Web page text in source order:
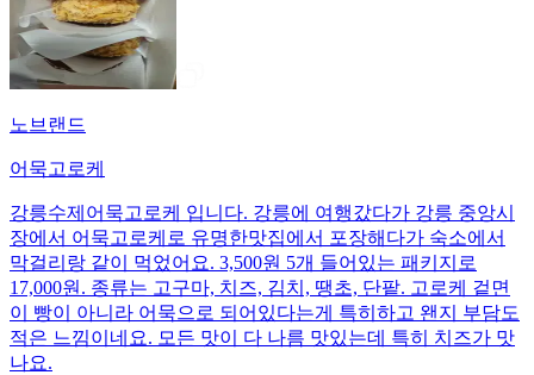
노브랜드
어묵고로케
강릉수제어묵고로케 입니다. 강릉에 여행갔다가 강릉 중앙시
장에서 어묵고로케로 유명한맛집에서 포장해다가 숙소에서
막걸리랑 같이 먹었어요. 3,500원 5개 들어있는 패키지로
17,000원. 종류는 고구마, 치즈, 김치, 땡초, 단팥. 고로케 겉면
이 빵이 아니라 어묵으로 되어있다는게 특히하고 왠지 부담도
적은 느낌이네요. 모든 맛이 다 나름 맛있는데 특히 치즈가 맛
나요.